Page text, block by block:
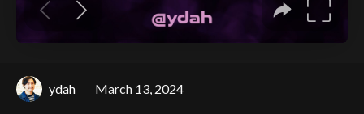
ydah March 13, 2024